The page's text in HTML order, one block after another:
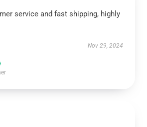
service and fast shipping, highly
Nov 29, 2024